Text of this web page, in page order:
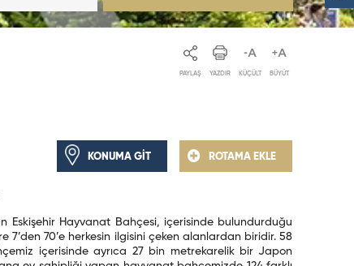
PAYLAŞ YAZDIR KÜÇÜLT BÜYÜT
KONUMA GİT ROTAMA EKLE
Eskişehir Hayvanat Bahçesi, içerisinde bulundurduğu
7’den 70’e herkesin ilgisini çeken alanlardan biridir. 58
içerisinde ayrıca 27 bin metrekarelik bir Japon